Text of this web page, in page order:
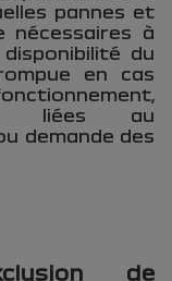
pannes et
nécessaires à
du
en cas
liées au
demande des
de